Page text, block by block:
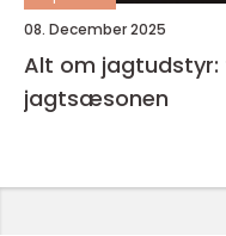
08. December 2025
Alt om
jagtsæsonen